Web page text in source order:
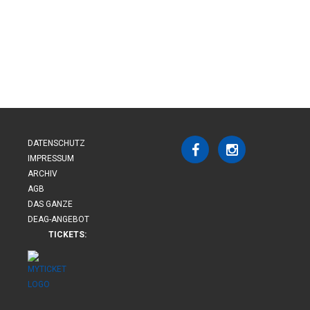
DATENSCHUTZ
IMPRESSUM
ARCHIV
AGB
DAS GANZE
DEAG-ANGEBOT
TICKETS: